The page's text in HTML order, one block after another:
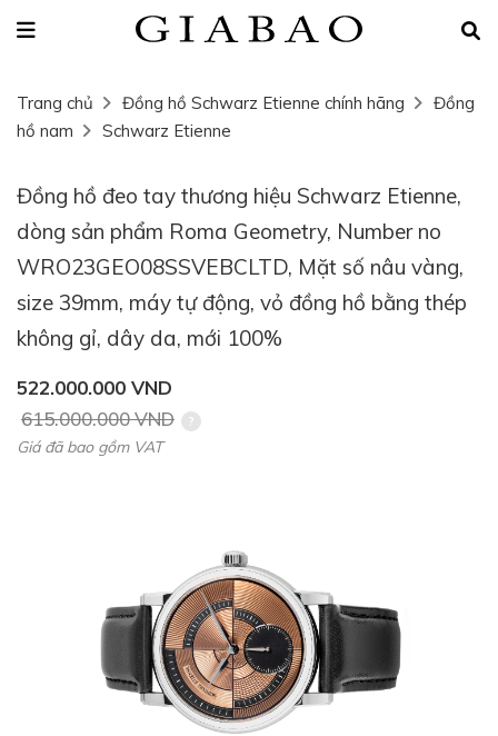
Trang chủ Đồng hồ Schwarz Etienne chính hãng
Đồng
hồ nam
Schwarz Etienne
Đồng hồ đeo tay thương hiệu Schwarz Etienne,
dòng sản phẩm Roma Geometry, Number no
WRO23GEO08SSVEBCLTD, Mặt số nâu vàng,
size 39mm, máy tự động, vỏ đồng hồ bằng thép
không gỉ, dây da, mới 100%
522.000.000 VND
615.000.000 VND
Giá đã bao gồm VAT